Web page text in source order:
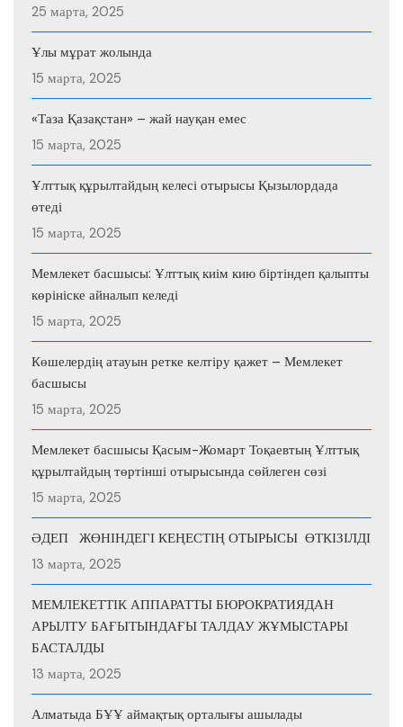
25 марта, 2025
Ұлы мұрат жолында
15 марта, 2025
«Таза Қазақстан» – жай науқан емес
15 марта, 2025
Ұлттық құрылтайдың келесі отырысы Қызылордада
өтеді
15 марта, 2025
Мемлекет басшысы: Ұлттық киім кию біртіндеп қалыпты
көрініске айналып келеді
15 марта, 2025
Көшелердің атауын ретке келтіру қажет – Мемлекет
басшысы
15 марта, 2025
Мемлекет басшысы Қасым-Жомарт Тоқаевтың Ұлттық
құрылтайдың төртінші отырысында сөйлеген сөзі
15 марта, 2025
ӘДЕП ЖӨНІНДЕГІ КЕҢЕСТІҢ ОТЫРЫСЫ ӨТКІЗІЛДІ
13 марта, 2025
МЕМЛЕКЕТТІК АППАРАТТЫ БЮРОКРАТИЯДАН
АРЫЛТУ БАҒЫТЫНДАҒЫ ТАЛДАУ ЖҰМЫСТАРЫ
БАСТАЛДЫ
13 марта, 2025
Алматыда БҰҰ аймақтық орталығы ашылады